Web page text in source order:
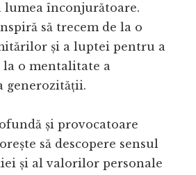
lumea înconjurătoare.
să trecem de la o
și a luptei pentru a
o mentalitate a
generozității.
și provocatoare
să descopere sensul
și al valorilor personale